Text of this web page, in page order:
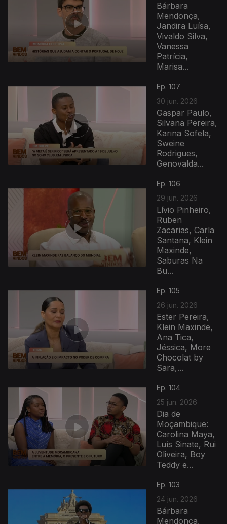
Bárbara
Mendonça,
Jandira Luísa,
Vivaldo Silva,
Vanessa
Patrícia,
Marisa...
Ep. 107
30 jun. 2026
Gaspar Paulo,
Silvana Pereira,
Karina Sofela,
Sweine
Rodrigues,
Genovalda...
Ep. 106
29 jun. 2026
Lívio Pinheiro,
Ruben
Zacarias, Carla
Santana, Klein
Maxinde,
Saburas Na
Bu...
939345
Ep. 105
26 jun. 2026
Ester Pereira,
Klein Maxinde,
Ana Tica,
Jéssica, More
Chocolat by
Sara,...
Ep. 104
25 jun. 2026
Dia de
Moçambique:
Carolina Maya,
Luís Sinate, Rui
Oliveira, Boy
Teddy e...
Ep. 103
24 jun. 2026
Bárbara
Mendonça,